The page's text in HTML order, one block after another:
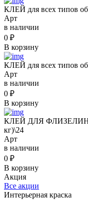
КЛЕЙ для всех типов
Арт
в наличии
0 ₽
В корзину
КЛЕЙ для всех типов
Арт
в наличии
0 ₽
В корзину
КЛЕЙ ДЛЯ
кг)\24
Арт
в наличии
0 ₽
В корзину
Акция
Все акции
Интерьерная краска